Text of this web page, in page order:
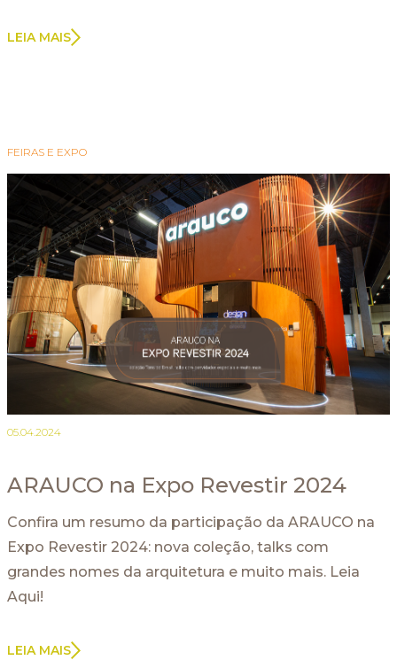
LEIA MAIS
FEIRAS E EXPO
05.04.2024
ARAUCO na Expo Revestir 2024
Confira um resumo da participação da ARAUCO na
Expo Revestir 2024: nova coleção, talks com
grandes nomes da arquitetura e muito mais. Leia
Aqui!
LEIA MAIS